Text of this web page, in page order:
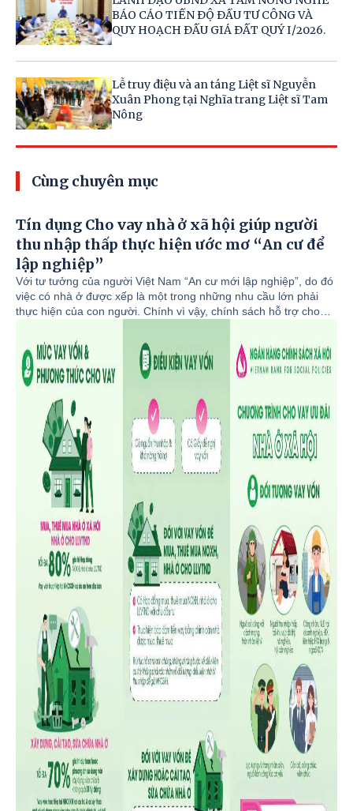
BÁO CÁO TIẾN ĐỘ ĐẦU TƯ CÔNG VÀ
QUY HOẠCH ĐẤU GIÁ ĐẤT QUÝ I/2026.
Lễ truy điệu và an táng Liệt sĩ Nguyễn
Xuân Phong tại Nghĩa trang Liệt sĩ Tam
Nông
Cùng chuyên mục
Tín dụng Cho vay nhà ở xã hội giúp người
thu nhập thấp thực hiện ước mơ “An cư để
lập nghiệp”
Với tư tưởng của người Việt Nam “An cư mới lập nghiệp”, do đó
việc có nhà ở được xếp là một trong những nhu cầu lớn phải
thực hiện của con người. Chính vì vậy, chính sách hỗ trợ cho
có ý nghĩa to lớn và phù hợp với thực tiễn. Từ khi triển khai
chương trình cho vay nhà ở xã hội đến nay, Phòng giao dịch
NHCSXH Tam Nông đã giải quyết cho nhiều khách hàng thuộc
đối tượng vay vốn được tiếp cận với nguồn vốn ưu đãi và đã có
nhà để ở, từ đó yên tâm công tác, lao động, góp phần phát triển
nguồn nhân lực phục vụ cho sự nghiệp công nghiệp hóa, hiện
đại hóa đất nước.